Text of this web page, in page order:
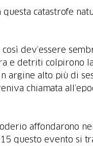
catastrofe
dev’essere
e detriti colpirono
argine alto più di
chiamata
affondarono
questo evento si